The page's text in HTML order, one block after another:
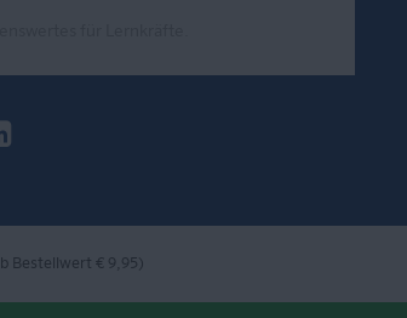
bei Instagram
PONS bei LinkedIn
Bestellwert € 9,95)